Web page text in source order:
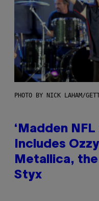
PHOTO BY NICK LAHAM/
‘Madden
Includes
Metallica,
Styx